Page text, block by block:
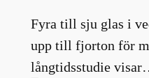
Fyra till sju glas i
upp till fjorton för
långtidsstudie